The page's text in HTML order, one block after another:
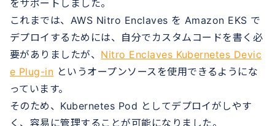
をサポートしました。
これまでは、AWS Nitro Enclaves を Amazon EKS で
デプロイするためには、自分でカスタムコードを書く必
要がありましたが、 Nitro Enclaves Kubernetes Devic
e Plug-in というオープンソースを使用できるようにな
っています。
そのため、Kubernetes Pod としてデプロイがしやす
く、容易に管理することが可能になりました。